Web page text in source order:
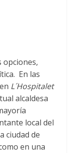
opciones,
. En las
L´Hospitalet
alcaldesa
local del
ciudad de
en una